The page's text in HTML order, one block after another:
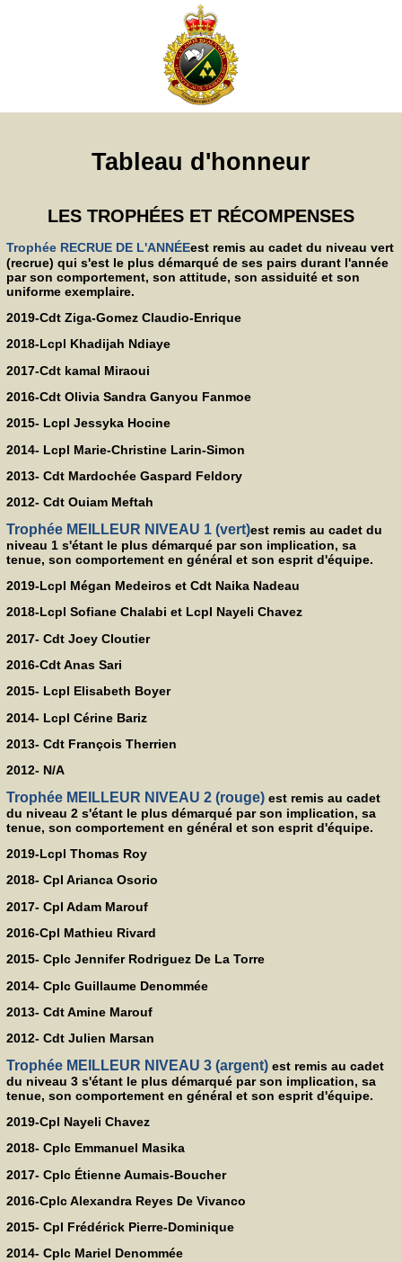
Tableau d'honneur
LES TROPHÉES ET RÉCOMPENSES
Trophée RECRUE DE L'ANNÉEest remis au cadet du niveau vert
(recrue) qui s'est le plus démarqué de ses pairs durant l'année
par son comportement, son attitude, son assiduité et son
uniforme exemplaire.
2019-Cdt Ziga-Gomez Claudio-Enrique
2018-Lcpl Khadijah Ndiaye
2017-Cdt kamal Miraoui
2016-Cdt Olivia Sandra Ganyou Fanmoe
2015- Lcpl Jessyka Hocine
2014- Lcpl Marie-Christine Larin-Simon
2013- Cdt Mardochée Gaspard Feldory
2012- Cdt Ouiam Meftah
Trophée MEILLEUR NIVEAU 1 (vert)est remis au cadet du
niveau 1 s'étant le plus démarqué par son implication, sa
tenue, son comportement en général et son esprit d'équipe.
2019-Lcpl Mégan Medeiros et Cdt Naika Nadeau
2018-Lcpl Sofiane Chalabi et Lcpl Nayeli Chavez
2017- Cdt Joey Cloutier
2016-Cdt Anas Sari
2015- Lcpl Elisabeth Boyer
2014- Lcpl Cérine Bariz
2013- Cdt François Therrien
2012- N/A
Trophée MEILLEUR NIVEAU 2 (rouge) est remis au cadet
du niveau 2 s'étant le plus démarqué par son implication, sa
tenue, son comportement en général et son esprit d'équipe.
2019-Lcpl Thomas Roy
2018- Cpl Arianca Osorio
2017- Cpl Adam Marouf
2016-Cpl Mathieu Rivard
2015- Cplc Jennifer Rodriguez De La Torre
2014- Cplc Guillaume Denommée
2013- Cdt Amine Marouf
2012- Cdt Julien Marsan
Trophée MEILLEUR NIVEAU 3 (argent) est remis au cadet
du niveau 3 s'étant le plus démarqué par son implication, sa
tenue, son comportement en général et son esprit d'équipe.
2019-Cpl Nayeli Chavez
2018- Cplc Emmanuel Masika
2017- Cplc Étienne Aumais-Boucher
2016-Cplc Alexandra Reyes De Vivanco
2015- Cpl Frédérick Pierre-Dominique
2014- Cplc Mariel Denommée